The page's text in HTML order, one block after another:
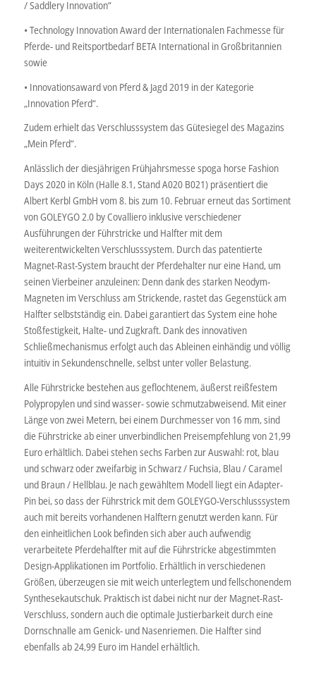
/ Saddlery Innovation“
• Technology Innovation Award der Internationalen Fachmesse für
Pferde- und Reitsportbedarf BETA International in Großbritannien
sowie
• Innovationsaward von Pferd & Jagd 2019 in der Kategorie
„Innovation Pferd“.
Zudem erhielt das Verschlusssystem das Gütesiegel des Magazins
„Mein Pferd“.
Anlässlich der diesjährigen Frühjahrsmesse spoga horse Fashion
Days 2020 in Köln (Halle 8.1, Stand A020 B021) präsentiert die
Albert Kerbl GmbH vom 8. bis zum 10. Februar erneut das Sortiment
von GOLEYGO 2.0 by Covalliero inklusive verschiedener
Ausführungen der Führstricke und Halfter mit dem
weiterentwickelten Verschlusssystem. Durch das patentierte
Magnet-Rast-System braucht der Pferdehalter nur eine Hand, um
seinen Vierbeiner anzuleinen: Denn dank des starken Neodym-
Magneten im Verschluss am Strickende, rastet das Gegenstück am
Halfter selbstständig ein. Dabei garantiert das System eine hohe
Stoßfestigkeit, Halte- und Zugkraft. Dank des innovativen
Schließmechanismus erfolgt auch das Ableinen einhändig und völlig
intuitiv in Sekundenschnelle, selbst unter voller Belastung.
Alle Führstricke bestehen aus geflochtenem, äußerst reißfestem
Polypropylen und sind wasser- sowie schmutzabweisend. Mit einer
Länge von zwei Metern, bei einem Durchmesser von 16 mm, sind
die Führstricke ab einer unverbindlichen Preisempfehlung von 21,99
Euro erhältlich. Dabei stehen sechs Farben zur Auswahl: rot, blau
und schwarz oder zweifarbig in Schwarz / Fuchsia, Blau / Caramel
und Braun / Hellblau. Je nach gewähltem Modell liegt ein Adapter-
Pin bei, so dass der Führstrick mit dem GOLEYGO-Verschlusssystem
auch mit bereits vorhandenen Halftern genutzt werden kann. Für
den einheitlichen Look befinden sich aber auch aufwendig
verarbeitete Pferdehalfter mit auf die Führstricke abgestimmten
Design-Applikationen im Portfolio. Erhältlich in verschiedenen
Größen, überzeugen sie mit weich unterlegtem und fellschonendem
Synthesekautschuk. Praktisch ist dabei nicht nur der Magnet-Rast-
Verschluss, sondern auch die optimale Justierbarkeit durch eine
Dornschnalle am Genick- und Nasenriemen. Die Halfter sind
ebenfalls ab 24,99 Euro im Handel erhältlich.